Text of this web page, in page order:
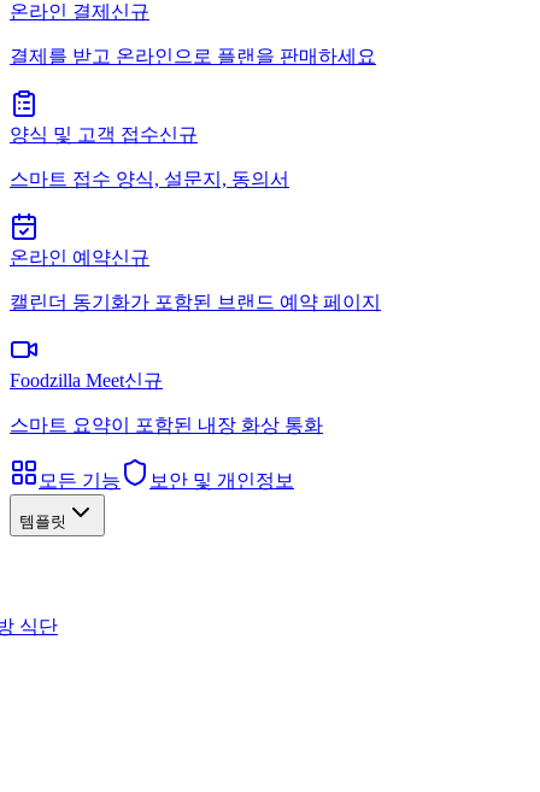
온라인 결제 신규
결제를 받고 온라인으로 플랜을 판매하세요
양식 및 고객 접수신규
스마트 접수 양식, 설문지, 동의서
온라인 예약신규
캘린더 동기화가 포함된 브랜드 예약 페이지
Foodzilla Meet신규
스마트 요약이 포함된 내장 화상 통화
모든 기능 보안 및 개인정보
템플릿
식단